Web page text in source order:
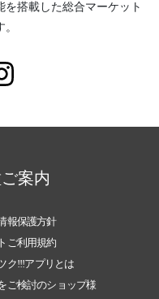
を搭載した総合マーケット
案内
報保護方針
ご利用規約
ク!!!アプリとは
ご検討のショップ様